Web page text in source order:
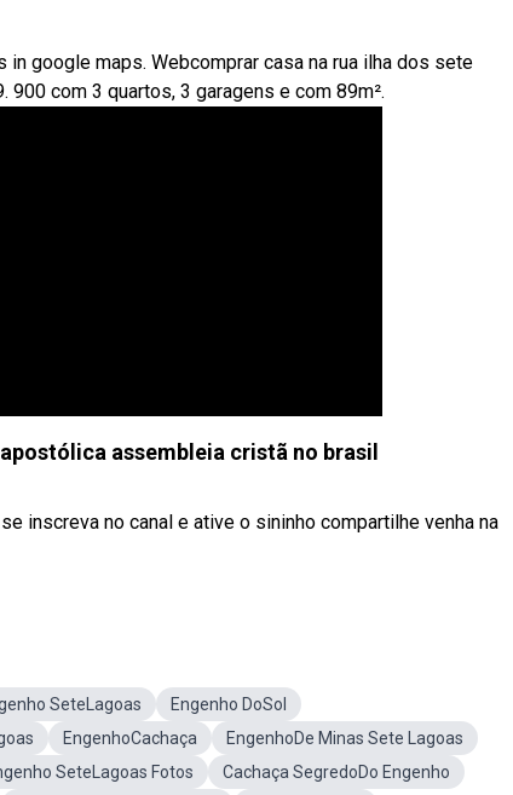
google maps. Webcomprar casa na rua ilha dos sete
com 3 quartos, 3 garagens e com 89m².
assembleia cristã no brasil
inscreva no canal e ative o sininho compartilhe venha na
SeteLagoas
Engenho DoSol
EngenhoCachaça
EngenhoDe Minas Sete Lagoas
SeteLagoas Fotos
Cachaça SegredoDo Engenho